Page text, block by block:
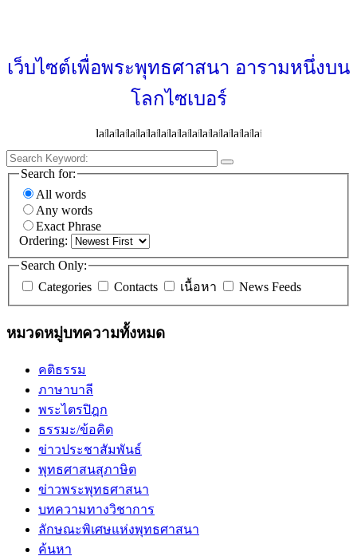
เว็บไซต์เพื่อพระพุทธศาสนา อารามหนึ่งบน
โลกไซเบอร์
Search for:
All words
Any words
Exact Phrase
Ordering:
Search Only:
Categories
Contacts เนื้อหา News Feeds
หมวดหมู่บทความทั้งหมด
คติธรรม
ภาษาบาลี
พระไตรปิฎก
ธรรมะ/ข้อคิด
ข่าวประชาสัมพันธ์
พุทธศาสนสุภาษิต
ข่าวพระพุทธศาสนา
บทความทางวิชาการ
ลักษณะพิเศษแห่งพุทธศาสนา
ค้นหา